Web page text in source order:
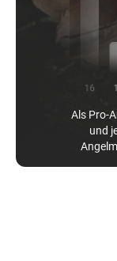
Als Pro-
und